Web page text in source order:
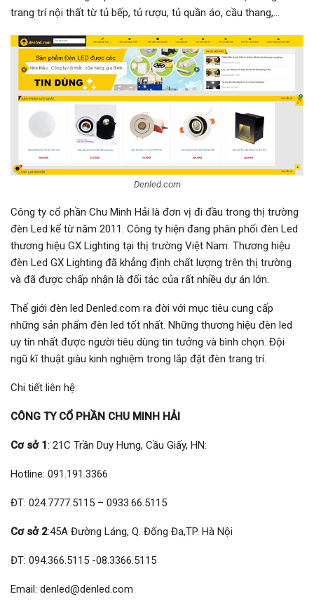
trang trí nội thất từ tủ bếp, tủ rượu, tủ quần áo, cầu thang,…
Denled.com
Công ty cổ phần Chu Minh Hải là đơn vị đi đầu trong thị trường
đèn Led kể từ năm 2011. Công ty hiện đang phân phối đèn Led
thương hiệu GX Lighting tại thị trường Việt Nam. Thương hiệu
đèn Led GX Lighting đã khẳng định chất lượng trên thị trường
và đã được chấp nhận là đối tác của rất nhiều dự án lớn.
Thế giới đèn led Denled.com ra đời với mục tiêu cung cấp
những sản phẩm đèn led tốt nhất. Những thương hiệu đèn led
uy tín nhất được người tiêu dùng tin tưởng và bình chọn. Đội
ngũ kĩ thuật giàu kinh nghiệm trong lắp đặt đèn trang trí.
Chi tiết liên hệ:
CÔNG TY CỔ PHẦN CHU MINH HẢI
Cơ sở 1: 21C Trần Duy Hưng, Cầu Giấy, HN:
Hotline: 091.191.3366
ĐT: 024.7777.5115 – 0933.66.5115
Cơ sở 2:45A Đường Láng, Q. Đống Đa,TP. Hà Nội
ĐT: 094.366.5115 -08.3366.5115
Email: denled@denled.com